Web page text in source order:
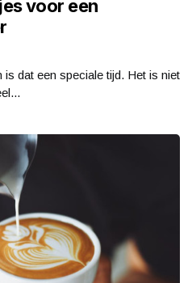
voor een
dat een speciale tijd. Het is niet